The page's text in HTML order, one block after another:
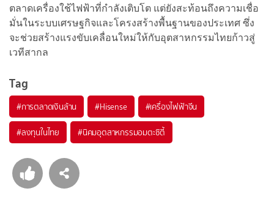
ตลาดเครื่องใช้ไฟฟ้าที่กำลังเติบโต แต่ยังสะท้อนถึงความเชื่อ
มั่นในระบบเศรษฐกิจและโครงสร้างพื้นฐานของประเทศ ซึ่ง
จะช่วยสร้างแรงขับเคลื่อนใหม่ให้กับอุตสาหกรรมไทยก้าวสู่
เวทีสากล
Tag
#การตลาดเงินล้าน #Hisense #เครื่องไฟฟ้าจีน
#ลงทุนในไทย #นิคมอุตสาหกรรมอมตะซิตี้